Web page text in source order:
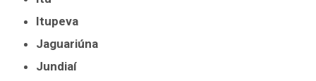
Itupeva
Jaguariúna
Jundiaí